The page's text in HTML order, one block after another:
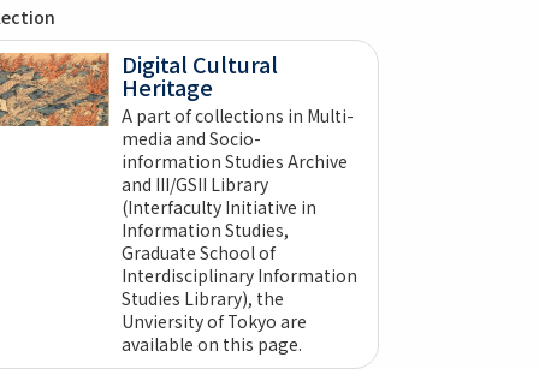
Digital Cultural
Heritage
A part of collections in Multi-
media and Socio-
information Studies Archive
and III/GSII Library
(Interfaculty Initiative in
Information Studies,
Graduate School of
Interdisciplinary Information
Studies Library), the
Unviersity of Tokyo are
available on this page.